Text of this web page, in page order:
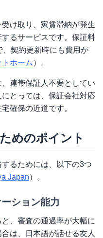
け取り、家賃滞納が発生
るサービスです。保証料
、契約更新時にも費用が
トホーム ）。
連帯保証人不要としてい
とっては、保証会社対応
確保の近道です。
めのポイント
るためには、以下の3つ
Japan）。
ション能力
、審査の通過率が大幅に
は、日本語が話せる友人